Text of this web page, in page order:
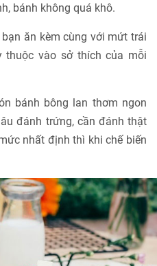
bánh không quá khô.
ăn kèm cùng với mứt trái
thuộc vào sở thích của mỗi
bánh bông lan thơm ngon
đánh trứng, cần đánh thật
nhất định thì khi chế biến